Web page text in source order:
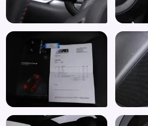
Stuur en versnellingspook (kunst)leder
Stuur multifunctioneel
Stuur verstelbaar
Stuur verwarmd
Uitparkeer waarschuwing
Verkeersbord detectie
Vermoeidheids herkenning
Volledig digitaal instrumentenpaneel
Voorstoelen verwarmd